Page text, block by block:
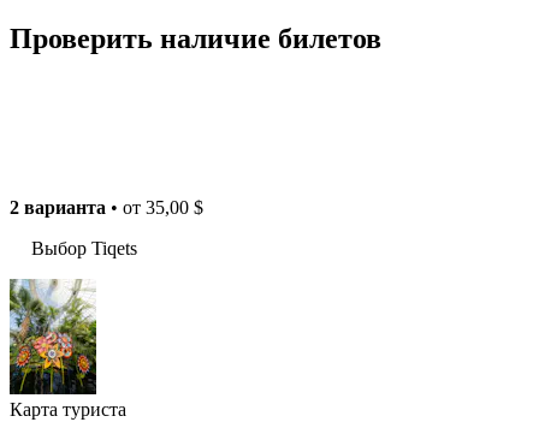
Проверить наличие билетов
2 варианта • от 35,00 $
Выбор Tiqets
Карта туриста